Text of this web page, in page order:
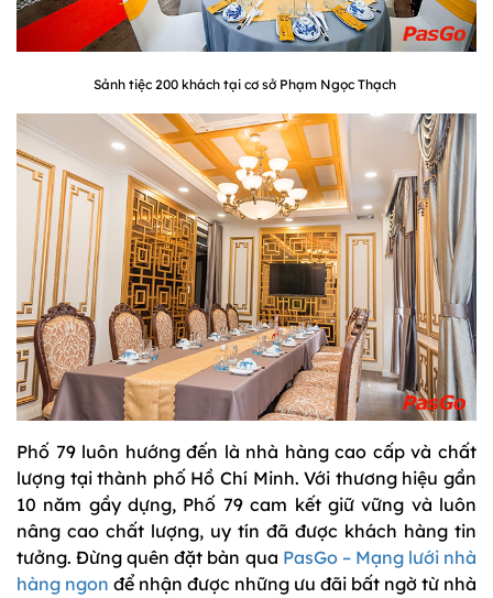
Sảnh tiệc 200 khách tại cơ sở Phạm Ngọc Thạch
Phố 79 luôn hướng đến là nhà hàng cao cấp và chất
lượng tại thành phố Hồ Chí Minh. Với thương hiệu gần
10 năm gầy dựng, Phố 79 cam kết giữ vững và luôn
nâng cao chất lượng, uy tín đã được khách hàng tin
tưởng. Đừng quên đặt bàn qua PasGo – Mạng lưới nhà
hàng ngon để nhận được những ưu đãi bất ngờ từ nhà